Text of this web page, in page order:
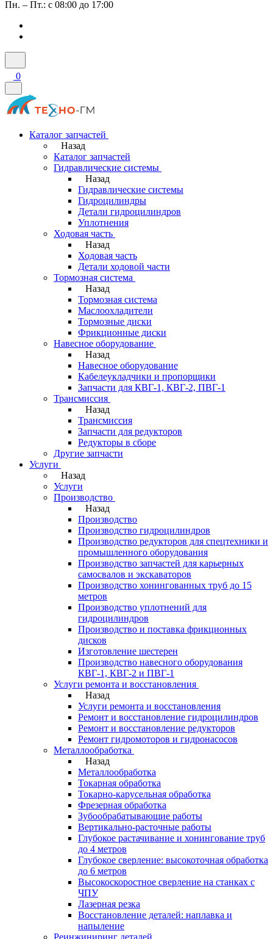
Пн. – Пт.: с 08:00 до 17:00
0
Каталог запчастей
Назад
Каталог запчастей
Гидравлические системы
Назад
Гидравлические системы
Гидроцилиндры
Детали гидроцилиндров
Уплотнения
Ходовая часть
Назад
Ходовая часть
Детали ходовой части
Тормозная система
Назад
Тормозная система
Маслоохладители
Тормозные диски
Фрикционные диски
Навесное оборудование
Назад
Навесное оборудование
Кабелеукладчики и пропорщики
Запчасти для КВГ-1, КВГ-2, ПВГ-1
Трансмиссия
Назад
Трансмиссия
Запчасти для редукторов
Редукторы в сборе
Другие запчасти
Услуги
Назад
Услуги
Производство
Назад
Производство
Производство гидроцилиндров
Производство редукторов для спецтехники и
промышленного оборудования
Производство запчастей для карьерных
самосвалов и экскаваторов
Производство хонингованных труб до 15
метров
Производство уплотнений для
гидроцилиндров
Производство и поставка фрикционных
дисков
Изготовление шестерен
Производство навесного оборудования
КВГ-1, КВГ-2 и ПВГ-1
Услуги ремонта и восстановления
Назад
Услуги ремонта и восстановления
Ремонт и восстановление гидроцилиндров
Ремонт и восстановление редукторов
Ремонт гидромоторов и гидронасосов
Металлообработка
Назад
Металлообработка
Токарная обработка
Токарно-карусельная обработка
Фрезерная обработка
Зубообрабатывающие работы
Вертикально-расточные работы
Глубокое растачивание и хонингование труб
до 4 метров
Глубокое сверление: высокоточная обработка
до 6 метров
Высокоскоростное сверление на станках с
ЧПУ
Лазерная резка
Восстановление деталей: наплавка и
напыление
Реинжиниринг деталей